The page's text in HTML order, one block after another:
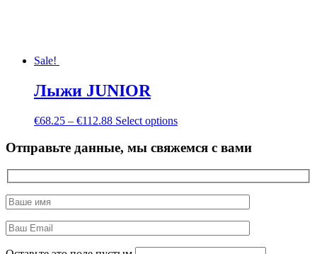
Sale!
Лыжи JUNIOR
€68.25 – €112.88 Select options
Отправьте данные, мы свяжемся с вами